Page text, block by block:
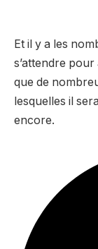
Et il y a les
s’attendre
que de
lesquelles il
encore.